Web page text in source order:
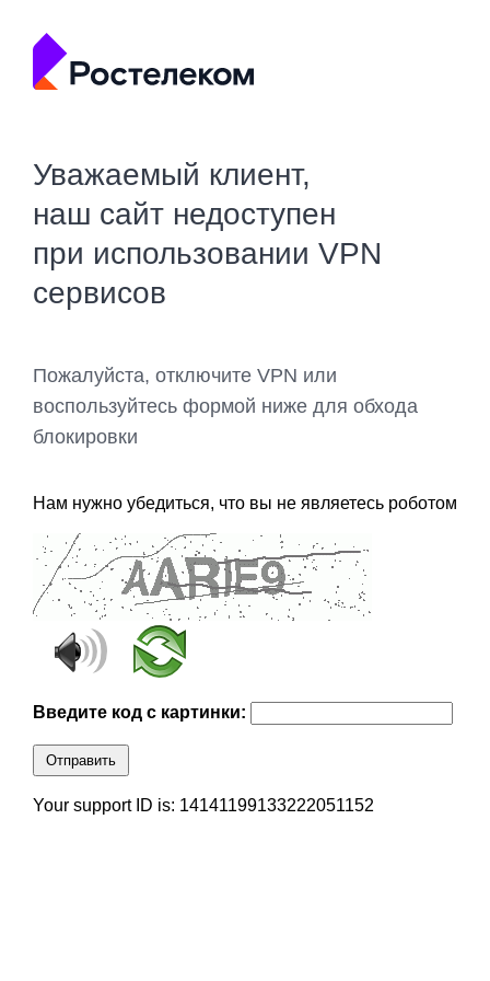
Уважаемый клиент,
наш сайт недоступен
при использовании VPN
сервисов
Пожалуйста, отключите VPN или
воспользуйтесь формой ниже для обхода
блокировки
Нам нужно убедиться, что вы не являетесь роботом
Введите код с картинки:
Отправить
Your support ID is: 14141199133222051152